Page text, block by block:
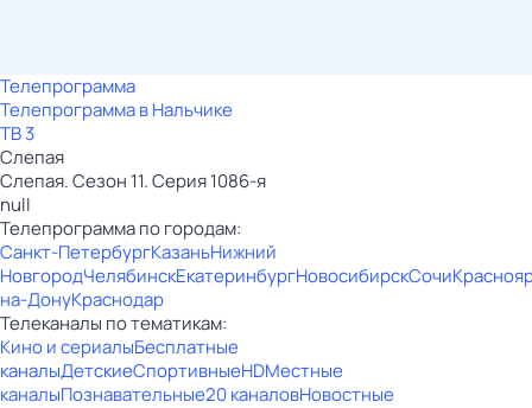
Телепрограмма
Телепрограмма в Нальчике
ТВ 3
Слепая
Слепая. Сезон 11. Серия 1086-я
null
Телепрограмма по городам:
Санкт-ПетербургКазаньНижний
НовгородЧелябинскЕкатеринбургНовосибирскСочи
на-ДонуКраснодар
Телеканалы по тематикам:
Кино и сериалыБесплатные
каналыДетскиеСпортивныеHDМестные
каналыПознавательные20 каналовНовостные